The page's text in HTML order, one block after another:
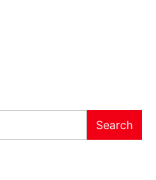
Search